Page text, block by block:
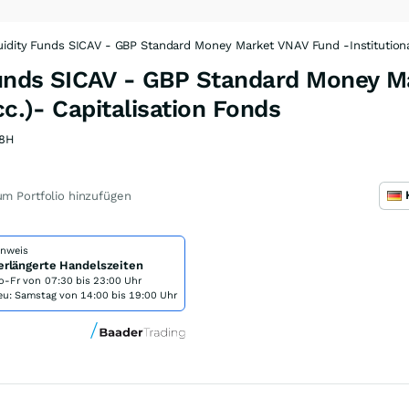
Funds SICAV - GBP Standard Money Market VNAV Fund -
SICAV - GBP Standard Money
Capitalisation Fonds
Portfolio hinzufügen
Handelszeiten
Fr von 07:30 bis 23:00 Uhr
Samstag von 14:00 bis 19:00 Uhr